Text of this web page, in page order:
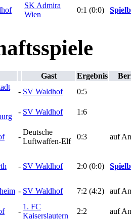
SK Admira
Wien
0:1 (0:0)
Gast Ergebnis
- SV Waldhof 0:5
- SV Waldhof 1:6
-
Deutsche
Luftwaffen-Elf
0:3 auf
- SV Waldhof 2:0 (0:0)
- SV Waldhof 7:2 (4:2) auf
-
1. FC
Kaiserslautern
2:2 auf